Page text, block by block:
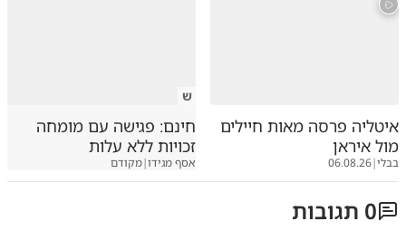
איטליה פרסה מאות חיילים
מול איראן
בבלי|
06.08.26
ש
חינם: פגישה עם מומחה
זכויות ללא עלות
אסף מגידו|מקודם
0 תגובות